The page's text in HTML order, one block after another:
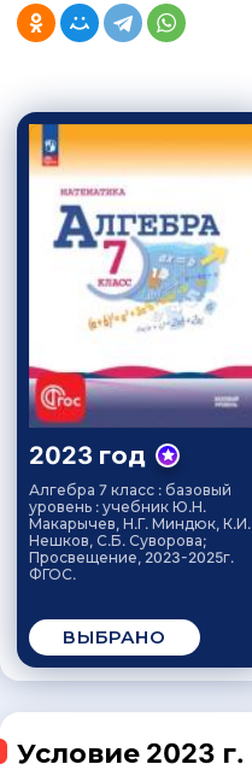
2023 год
Алгебра 7 класс : базовый
уровень : учебник Ю.Н.
Макарычев, Н.Г. Миндюк, К.И.
Нешков, С.Б. Суворова;
Просвещение, 2023-2025г.
ФГОС.
ВЫБРАНО
Условие 2023 г.